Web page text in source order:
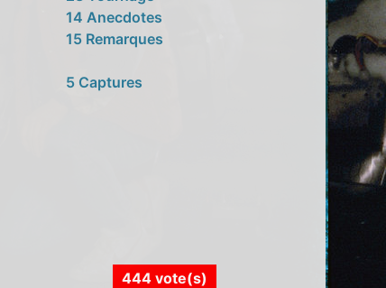
14 Anecdotes
15 Remarques
5 Captures
444 vote(s)